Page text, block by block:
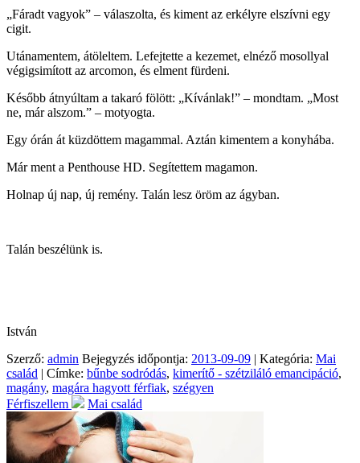
„Fáradt vagyok” – válaszolta, és kiment az erkélyre elszívni egy
cigit.
Utánamentem, átöleltem. Lefejtette a kezemet, elnéző mosollyal
végigsimított az arcomon, és elment fürdeni.
Később átnyúltam a takaró fölött: „Kívánlak!” – mondtam. „Most
ne, már alszom.” – motyogta.
Egy órán át küzdöttem magammal. Aztán kimentem a konyhába.
Már ment a Penthouse HD. Segítettem magamon.
Holnap új nap, új remény. Talán lesz öröm az ágyban.
Talán beszélünk is.
István
Szerző: admin Bejegyzés időpontja: 2013-09-09 | Kategória: Mai
család | Címke: bűnbe sodródás, kimerítő - szétziláló emancipáció,
magány, magára hagyott férfiak, szégyen
Férfiszellem
Mai család